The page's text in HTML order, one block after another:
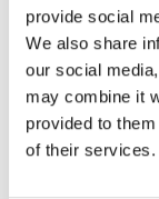
provide social
We also share
our social
may combine it
provided to
of their services.
Aan route